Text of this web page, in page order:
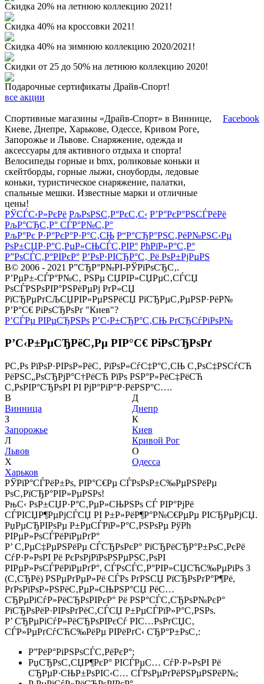
Скидка 20% на летнюю коллекцию 2021!
Скидка 40% на кроссовки 2021!
Скидка 40% на зимнюю коллекцию 2020/2021!
Скидки от 25 до 50% на летнюю коллекцию 2020!
Подарочные сертификаты Драйв-Спорт!
все акции
Спортивные магазины «Драйв-Спорт» в Виннице,
Киеве, Днепре, Харькове, Одессе, Кривом Роге,
Запорожье и Львове. Снаряжение, одежда и
аксессуары для активного отдыха и спорта!
Велосипеды горные и bmx, роликовые коньки и
скейтборды, горные лыжи, сноуборды, ледовые
коньки, туристическое снаряжение, палатки,
спальные мешки. Известные марки и отличные
цены!
Facebook
РЎСЃС‹Р»РєРё РљРѕРЅС‚Р°РєС‚С‹ Р’Р°РєР°РЅСЃРёРё
РљР°СЂС‚Р° СЃР°Р№С‚Р°
РљР°Рє Р·Р°РєР°Р·Р°С‚СЊ Р“Р°СЂР°РЅС‚РёР№РЅС‹Рµ
РѕР±СЏР·Р°С‚РµР»СЊСЃС‚РІР° РћРїР»Р°С‚Р°
Р”РѕСЃС‚Р°РІРєР° Р’РѕР·РІСЂР°С‚ Рё РѕР±РјРµРЅ
В© 2006 - 2021 Р”СЂР°Р№РІ-РЎРїРѕСЂС‚.
Р’РµР±-СЃР°Р№С‚ РЅРµ СЏРІР»СЏРµС‚СЃСЏ
РѕСЃРЅРѕРІР°РЅРёРµРј РґР»СЏ
РїСЂРµРґСЉСЏРІР»РµРЅРёСЏ РїСЂРµС‚РµРЅР·РёР№
Р’Р°С€ РіРѕСЂРѕРґ "Киев"?
Р’СЃРµ РІРµСЂРЅРѕ Р’С‹Р±СЂР°С‚СЊ РґСЂСѓРіРѕР№
Р’С‹Р±РµСЂРёС‚Рµ РІР°С€ РіРѕСЂРѕРґ
Р­С‚Рѕ РїРѕР·РІРѕР»РёС‚ РїРѕР»СѓС‡Р°С‚СЊ С‚РѕС‡РЅСѓСЋ
РёРЅС„РѕСЂРјР°С†РёСЋ РїРѕ РЅР°Р»РёС‡РёСЋ
С‚РѕРІР°СЂРѕРІ РІ РјР°РіР°Р·РёРЅР°С….
В
Винница
З
Запорожье
Л
Львов
Х
Харьков
Д
Днепр
К
Киев
Кривой Рог
О
Одесса
РЎРїР°СЃРёР±Рѕ, РІР°С€Рµ СЃРѕРѕР±С‰РµРЅРёРµ
РѕС‚РїСЂР°РІР»РµРЅРѕ!
РњС‹ РѕР±СЏР·Р°С‚РµР»СЊРЅРѕ СЃ РІР°РјРё
СЃРІСЏР¶РµРјСЃСЏ РІ Р±Р»РёР¶Р°Р№С€РµРµ РІСЂРµРјСЏ.
РџРµСЂРІРѕРµ Р±РµСЃРїР»Р°С‚РЅРѕРµ РўРћ
РІРµР»РѕСЃРёРїРµРґР°
Р’ С‚РµС‡РµРЅРёРµ СЃСЂРѕРєР° РїСЂРёСЂР°Р±РѕС‚РєРё
СѓР·Р»РѕРІ Рё РєРѕРјРїРѕРЅРµРЅС‚РѕРІ
РІРµР»РѕСЃРёРїРµРґР°, СЃРѕСЃС‚Р°РІР»СЏСЋС‰РµРіРѕ 3
(С‚СЂРё) РЅРµРґРµР»Рё СЃРѕ РґРЅСЏ РїСЂРѕРґР°Р¶Рё,
РґРѕРїРѕР»РЅРёС‚РµР»СЊРЅР°СЏ РёС…
СЂРµРіСѓР»РёСЂРѕРІРєР° Рё РЅР°СЃС‚СЂРѕР№РєР°
РїСЂРѕРёР·РІРѕРґРёС‚СЃСЏ Р±РµСЃРїР»Р°С‚РЅРѕ.
Р’ СЂРµРіСѓР»РёСЂРѕРІРєСѓ РІС…РѕРґСЏС‚
СЃР»РµРґСѓСЋС‰РёРµ РІРёРґС‹ СЂР°Р±РѕС‚:
Р”РёР°РіРЅРѕСЃС‚РёРєР°;
РџСЂРѕС‚СЏР¶РєР° РІСЃРµС… СѓР·Р»РѕРІ Рё
СЂРµР·СЊР±РѕРІС‹С… СЃРѕРµРґРёРЅРµРЅРёР№;